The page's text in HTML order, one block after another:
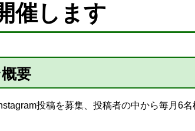
催します
要
投稿を募集、投稿者の中から毎月6